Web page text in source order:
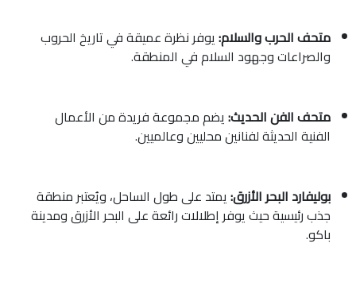
متحف الحرب والسلام:يوفر نظرة عميقة في تاريخ الحروب
والصراعات وجهود السلام في المنطقة.
متحف الفن الحديث:يضم مجموعة فريدة من الأعمال
الفنية الحديثة لفنانين محليين وعالميين.
بوليفارد البحر الأزرق:يمتد على طول الساحل، ويُعتبر منطقة
جذب رئيسية حيث يوفر إطلالات رائعة على البحر الأزرق ومدينة
باكو.